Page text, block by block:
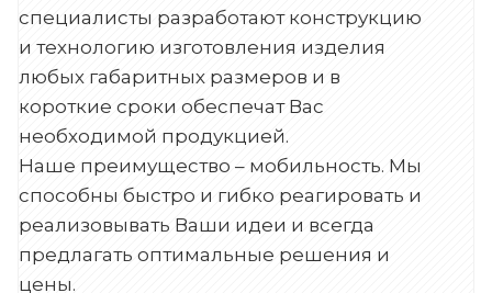
специалисты разработают конструкцию
и технологию изготовления изделия
любых габаритных размеров и в
короткие сроки обеспечат Вас
необходимой продукцией.
Наше преимущество – мобильность. Мы
способны быстро и гибко реагировать и
реализовывать Ваши идеи и всегда
предлагать оптимальные решения и
цены.